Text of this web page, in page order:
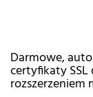
Darmowe,
certyfikaty
rozszerzeniem